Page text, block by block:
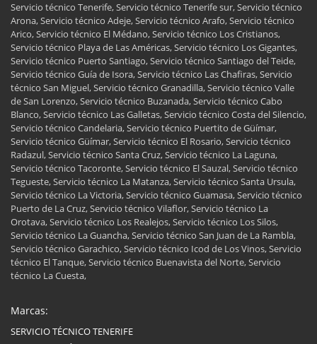
Servicio técnico Tenerife, Servicio técnico Tenerife sur, Servicio técnico
Arona, Servicio técnico Adeje, Servicio técnico Arafo, Servicio técnico
Arico, Servicio técnico El Médano, Servicio técnico Los Cristianos,
Servicio técnico Playa de Las Américas, Servicio técnico Los Gigantes,
Servicio técnico Puerto Santiago, Servicio técnico Santiago del Teide,
Servicio técnico Guía de Isora, Servicio técnico Las Chafiras, Servicio
técnico San Miguel, Servicio técnico Granadilla, Servicio técnico Valle
de San Lorenzo, Servicio técnico Buzanada, Servicio técnico Cabo
Blanco, Servicio técnico Las Galletas, Servicio técnico Costa del Silencio,
Servicio técnico Candelaria, Servicio técnico Puertito de Güímar,
Servicio técnico Güímar, Servicio técnico El Rosario, Servicio técnico
Radazul, Servicio técnico Santa Cruz, Servicio técnico La Laguna,
Servicio técnico Tacoronte, Servicio técnico El Sauzal, Servicio técnico
Tegueste, Servicio técnico La Matanza, Servicio técnico Santa Ursula,
Servicio técnico La Victoria, Servicio técnico Guamasa, Servicio técnico
Puerto de La Cruz, Servicio técnico Vilaflor, Servicio técnico La
Orotava, Servicio técnico Los Realejos, Servicio técnico Los Silos,
Servicio técnico La Guancha, Servicio técnico San Juan de La Rambla,
Servicio técnico Garachico, Servicio técnico Icod de Los Vinos, Servicio
técnico El Tanque, Servicio técnico Buenavista del Norte, Servicio
técnico La Cuesta,
Marcas:
SERVICIO TÉCNICO TENERIFE